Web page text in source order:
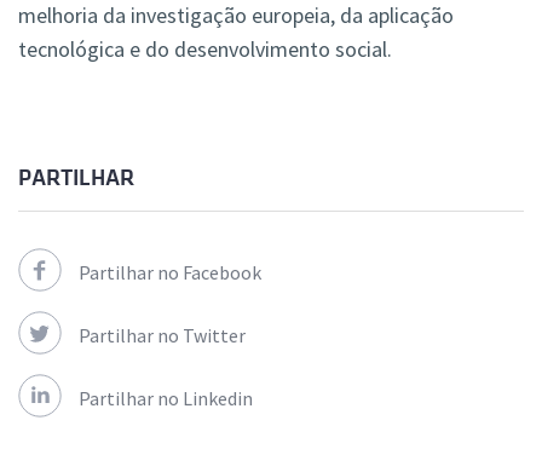
melhoria da investigação europeia, da aplicação
tecnológica e do desenvolvimento social.
PARTILHAR
Partilhar no Facebook
Partilhar no Twitter
Partilhar no Linkedin